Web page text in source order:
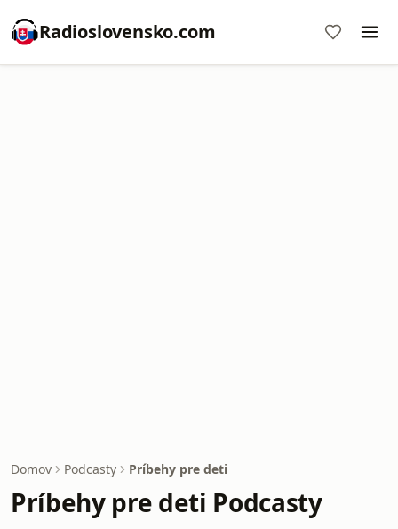
Radioslovensko.com
Domov Podcasty Príbehy pre deti
Príbehy pre deti Podcasty